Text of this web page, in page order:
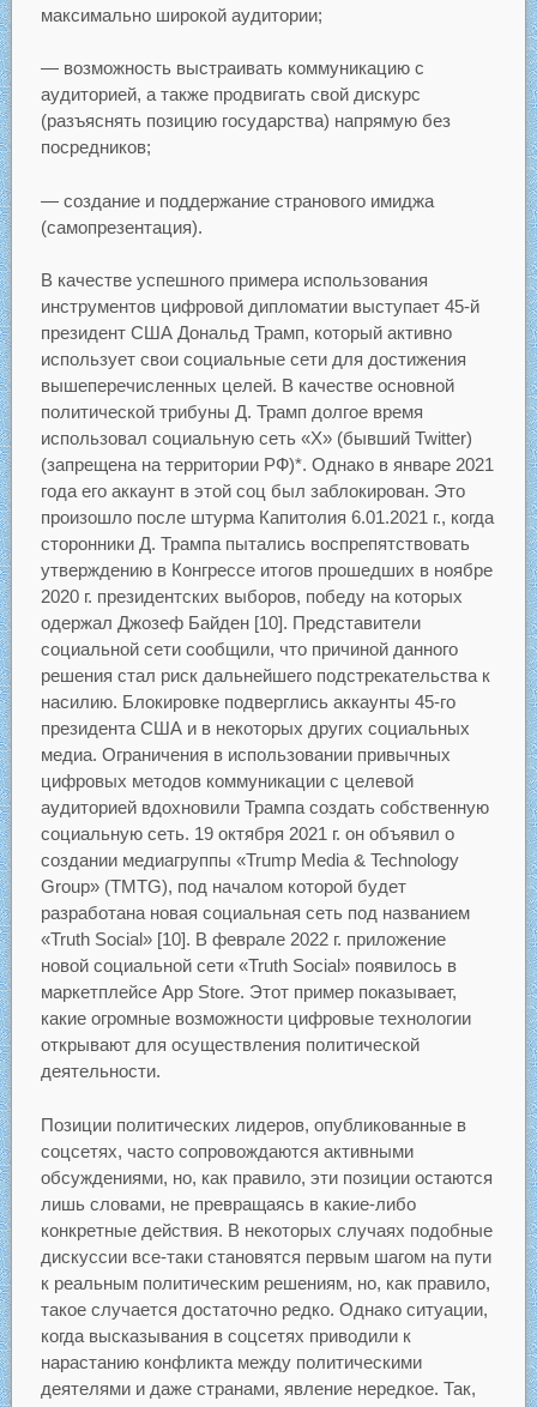
максимально широкой аудитории;
— возможность выстраивать коммуникацию с
аудиторией, а также продвигать свой дискурс
(разъяснять позицию государства) напрямую без
посредников;
— создание и поддержание странового имиджа
(самопрезентация).
В качестве успешного примера использования
инструментов цифровой дипломатии выступает 45-й
президент США Дональд Трамп, который активно
использует свои социальные сети для достижения
вышеперечисленных целей. В качестве основной
политической трибуны Д. Трамп долгое время
использовал социальную сеть «X» (бывший Twitter)
(запрещена на территории РФ)*. Однако в январе 2021
года его аккаунт в этой соц был заблокирован. Это
произошло после штурма Капитолия 6.01.2021 г., когда
сторонники Д. Трампа пытались воспрепятствовать
утверждению в Конгрессе итогов прошедших в ноябре
2020 г. президентских выборов, победу на которых
одержал Джозеф Байден [10]. Представители
социальной сети сообщили, что причиной данного
решения стал риск дальнейшего подстрекательства к
насилию. Блокировке подверглись аккаунты 45-го
президента США и в некоторых других социальных
медиа. Ограничения в использовании привычных
цифровых методов коммуникации с целевой
аудиторией вдохновили Трампа создать собственную
социальную сеть. 19 октября 2021 г. он объявил о
создании медиагруппы «Trump Media & Technology
Group» (TMTG), под началом которой будет
разработана новая социальная сеть под названием
«Truth Social» [10]. В феврале 2022 г. приложение
новой социальной сети «Truth Social» появилось в
маркетплейсе App Store. Этот пример показывает,
какие огромные возможности цифровые технологии
открывают для осуществления политической
деятельности.
Позиции политических лидеров, опубликованные в
соцсетях, часто сопровождаются активными
обсуждениями, но, как правило, эти позиции остаются
лишь словами, не превращаясь в какие-либо
конкретные действия. В некоторых случаях подобные
дискуссии все-таки становятся первым шагом на пути
к реальным политическим решениям, но, как правило,
такое случается достаточно редко. Однако ситуации,
когда высказывания в соцсетях приводили к
нарастанию конфликта между политическими
деятелями и даже странами, явление нередкое. Так,